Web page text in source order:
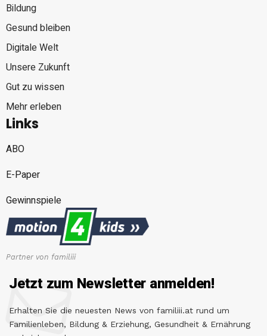
Bildung
Gesund bleiben
Digitale Welt
Unsere Zukunft
Gut zu wissen
Mehr erleben
Links
ABO
E-Paper
Gewinnspiele
Partner von familiii
Jetzt zum Newsletter anmelden!
Erhalten Sie die neuesten News von familiii.at rund um
Familienleben, Bildung & Erziehung, Gesundheit & Ernährung